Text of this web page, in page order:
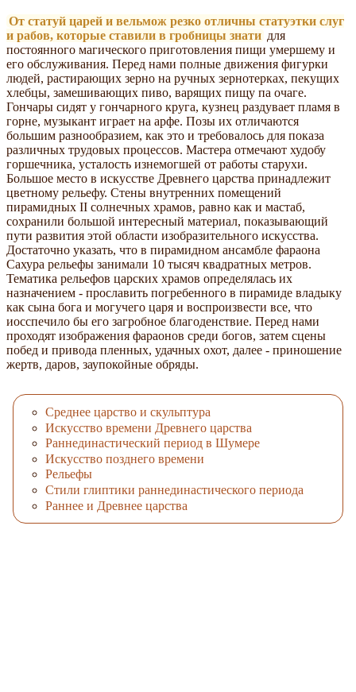
От статуй царей и вельмож резко отличны статуэтки слуг
и рабов, которые ставили в гробницы знати для
постоянного магического приготовления пищи умершему и
его обслуживания. Перед нами полные движения фигурки
людей, растирающих зерно на ручных зернотерках, пекущих
хлебцы, замешивающих пиво, варящих пищу па очаге.
Гончары сидят у гончарного круга, кузнец раздувает пламя в
горне, музыкант играет на арфе. Позы их отличаются
большим разнообразием, как это и требовалось для показа
различных трудовых процессов. Мастера отмечают худобу
горшечника, усталость изнемогшей от работы старухи.
Большое место в искусстве Древнего царства принадлежит
цветному рельефу. Стены внутренних помещений
пирамидных II солнечных храмов, равно как и мастаб,
сохранили большой интересный материал, показывающий
пути развития этой области изобразительного искусства.
Достаточно указать, что в пирамидном ансамбле фараона
Сахура рельефы занимали 10 тысяч квадратных метров.
Тематика рельефов царских храмов определялась их
назначением - прославить погребенного в пирамиде владыку
как сына бога и могучего царя и воспроизвести все, что
иосспечило бы его загробное благоденствие. Перед нами
проходят изображения фараонов среди богов, затем сцены
побед и привода пленных, удачных охот, далее - приношение
жертв, даров, заупокойные обряды.
Среднее царство и скульптура
Искусство времени Древнего царства
Раннединастический период в Шумере
Искусство позднего времени
Рельефы
Стили глиптики раннединастического периода
Раннее и Древнее царства